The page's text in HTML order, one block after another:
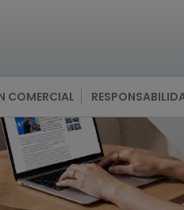
COMERCIAL